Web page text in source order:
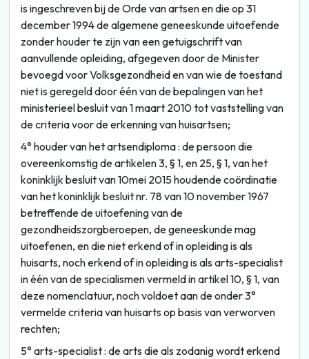
is ingeschreven bij de Orde van artsen en die op 31
december 1994 de algemene geneeskunde uitoefende
zonder houder te zijn van een getuigschrift van
aanvullende opleiding, afgegeven door de Minister
bevoegd voor Volksgezondheid en van wie de toestand
niet is geregeld door één van de bepalingen van het
ministerieel besluit van 1 maart 2010 tot vaststelling van
de criteria voor de erkenning van huisartsen;
4° houder van het artsendiploma : de persoon die
overeenkomstig de artikelen 3, § 1, en 25, § 1, van het
koninklijk besluit van 10mei 2015 houdende coördinatie
van het koninklijk besluit nr. 78 van 10 november 1967
betreffende de uitoefening van de
gezondheidszorgberoepen, de geneeskunde mag
uitoefenen, en die niet erkend of in opleiding is als
huisarts, noch erkend of in opleiding is als arts-specialist
in één van de specialismen vermeld in artikel 10, § 1, van
deze nomenclatuur, noch voldoet aan de onder 3°
vermelde criteria van huisarts op basis van verworven
rechten;
5° arts-specialist : de arts die als zodanig wordt erkend